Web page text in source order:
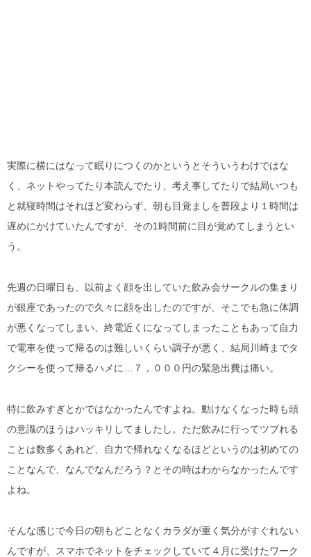
実際に横にはなって眠りにつくのかというとそういうわけではな
く、ネットやってたり本読んでたり、考え事してたりで結局いつも
と就寝時間はそれほど変わらず、朝も目覚ましを普段より１時間は
遅めにかけていたんですが、その1時間前に目が覚めてしまうとい
う。
先週の日曜日も、以前よく顔を出していた飲み会サークルの集まり
が銀座であったので久々に顔を出したのですが、そこでも急に体調
が悪くなってしまい、終電近くになってしまったこともあって自力
で電車を使って帰るのは難しいくらい調子が悪く、結局川崎までタ
クシーを使って帰るハメに…７，０００円の緊急出費は痛い。
特に飲みすぎとかではなかったんですよね。動けなくなった時も頭
の意識のほうはハッキリしてましたし。ただ飲みに行ってツブれる
ことは数多くあれど、自力で帰れなくなるほどというのは初めての
ことなんで、なんでなんだろう？とその時はわからなかったんです
よね。
そんな感じで今日の朝もどことなくカラダが重く気分がすぐれない
んですが、スマホでネットをチェックしていて４月に受けたワーク